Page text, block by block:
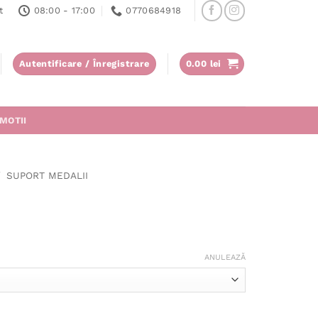
08:00 - 17:00 0770684918
Autentificare / Înregistrare 0.00 lei
SUPORT MEDALII
ANULEAZĂ